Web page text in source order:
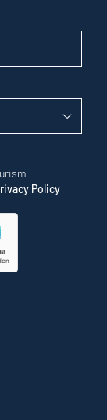
Policy